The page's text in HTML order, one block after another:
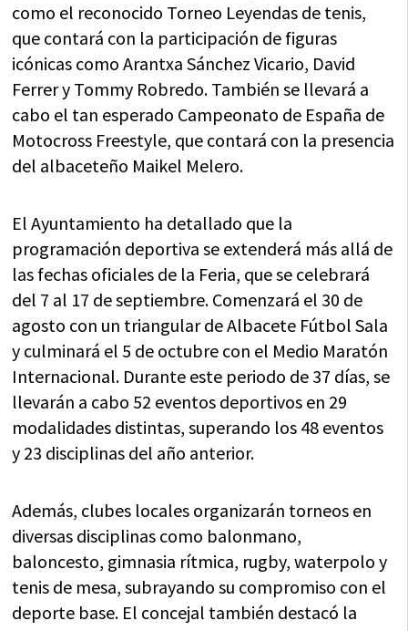
como el reconocido Torneo Leyendas de tenis,
que contará con la participación de figuras
icónicas como Arantxa Sánchez Vicario, David
Ferrer y Tommy Robredo. También se llevará a
cabo el tan esperado Campeonato de España de
Motocross Freestyle, que contará con la presencia
del albaceteño Maikel Melero.
El Ayuntamiento ha detallado que la
programación deportiva se extenderá más allá de
las fechas oficiales de la Feria, que se celebrará
del 7 al 17 de septiembre. Comenzará el 30 de
agosto con un triangular de Albacete Fútbol Sala
y culminará el 5 de octubre con el Medio Maratón
Internacional. Durante este periodo de 37 días, se
llevarán a cabo 52 eventos deportivos en 29
modalidades distintas, superando los 48 eventos
y 23 disciplinas del año anterior.
Además, clubes locales organizarán torneos en
diversas disciplinas como balonmano,
baloncesto, gimnasia rítmica, rugby, waterpolo y
tenis de mesa, subrayando su compromiso con el
deporte base. El concejal también destacó la